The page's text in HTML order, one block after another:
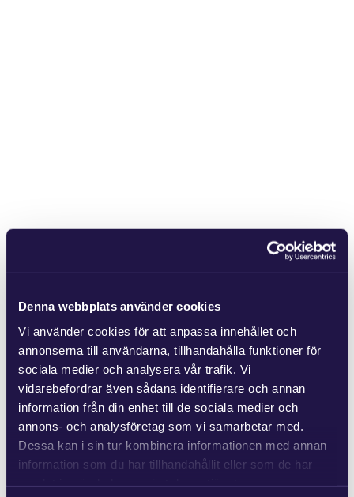
Denna webbplats använder cookies
Vi använder cookies för att anpassa innehållet och
annonserna till användarna, tillhandahålla funktioner för
sociala medier och analysera vår trafik. Vi
vidarebefordrar även sådana identifierare och annan
information från din enhet till de sociala medier och
annons- och analysföretag som vi samarbetar med.
Dessa kan i sin tur kombinera informationen med annan
information som du har tillhandahållit eller som de har